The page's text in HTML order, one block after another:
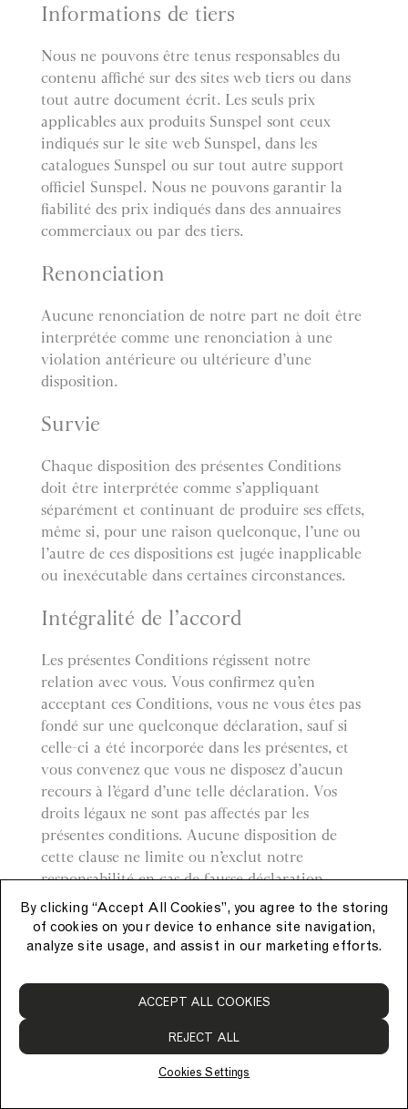
Informations de tiers
Nous ne pouvons être tenus responsables du
contenu affiché sur des sites web tiers ou dans
tout autre document écrit. Les seuls prix
applicables aux produits Sunspel sont ceux
indiqués sur le site web Sunspel, dans les
catalogues Sunspel ou sur tout autre support
officiel Sunspel. Nous ne pouvons garantir la
fiabilité des prix indiqués dans des annuaires
commerciaux ou par des tiers.
Renonciation
Aucune renonciation de notre part ne doit être
interprétée comme une renonciation à une
violation antérieure ou ultérieure d’une
disposition.
Survie
Chaque disposition des présentes Conditions
doit être interprétée comme s’appliquant
séparément et continuant de produire ses effets,
même si, pour une raison quelconque, l’une ou
l’autre de ces dispositions est jugée inapplicable
ou inexécutable dans certaines circonstances.
Intégralité de l’accord
Les présentes Conditions régissent notre
relation avec vous. Vous confirmez qu’en
acceptant ces Conditions, vous ne vous êtes pas
fondé sur une quelconque déclaration, sauf si
celle-ci a été incorporée dans les présentes, et
vous convenez que vous ne disposez d’aucun
recours à l’égard d’une telle déclaration. Vos
droits légaux ne sont pas affectés par les
présentes conditions. Aucune disposition de
cette clause ne limite ou n’exclut notre
responsabilité en cas de fausse déclaration
frauduleuse ou négligente, qu’elle ait ou non été
intégrée aux présentes Conditions.
Les présentes Conditions sont régies et
interprétées conformément au droit anglais et
vous vous soumettez irrévocablement à la
compétence exclusive des tribunaux anglais.
By clicking “Accept All Cookies”, you agree to the storing
of cookies on your device to enhance site navigation,
analyze site usage, and assist in our marketing efforts.
Cookies Settings
REJECT ALL
ACCEPT ALL COOKIES